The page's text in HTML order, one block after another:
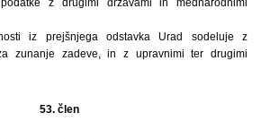
iz prejšnjega odstavka Urad sodeluje z
zunanje zadeve, in z upravnimi ter drugimi
53. člen